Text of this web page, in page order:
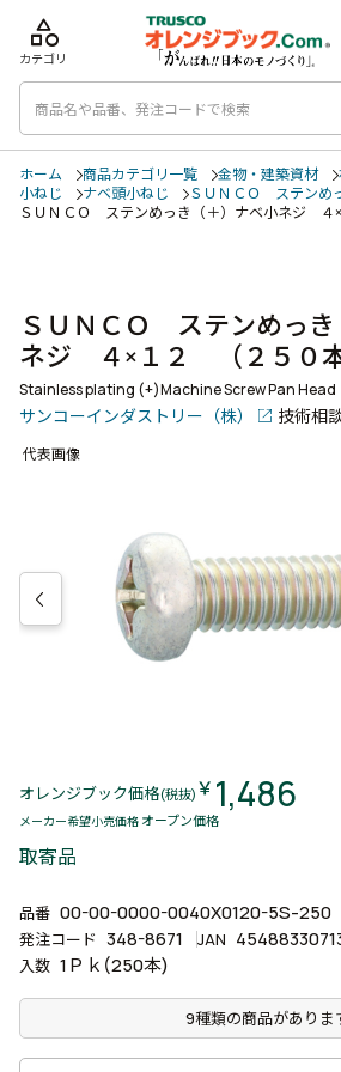
category
カテゴリ
ホーム 商品カテゴリ一覧 金物・建築資材
小ねじ
ナベ頭小ねじ
ＳＵＮＣＯ ステンめ
ＳＵＮＣＯ ステンめっき（＋）ナベ小ネジ
ＳＵＮＣＯ ステンめっき
ネジ ４×１２ （２５０
Stainless plating (+)Machine Screw Pan Head
サンコーインダストリー（株） 技術相
代表画像
オレンジブック価格(税抜) ￥ 1,486
メーカー希望小売価格 オープン価格
取寄品
品番 00-00-0000-0040X0120-5S-250
発注コード 348-8671 JAN
入数 1Ｐｋ(250本)
9種類の商品がありま